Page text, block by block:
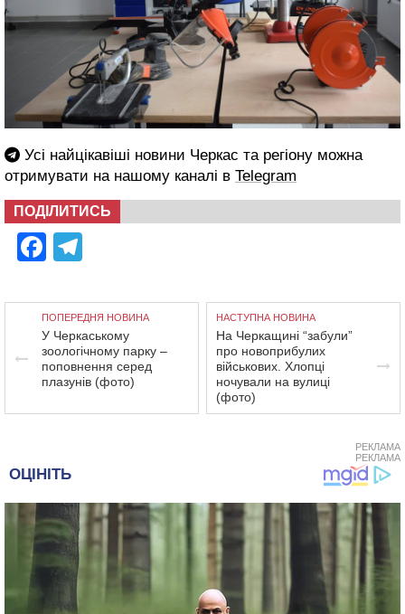
Усі найцікавіші новини Черкас та регіону можна
отримувати на нашому каналі в Telegram
ПОДІЛИТИСЬ
Facebook
ПОПЕРЕДНЯ НОВИНА
У Черкаському
зоологічному парку –
поповнення серед
плазунів (фото)
НАСТУПНА НОВИНА
На Черкащині “забули”
про новоприбулих
військових. Хлопці
ночували на вулиці
(фото)
РЕКЛАМА
РЕКЛАМА